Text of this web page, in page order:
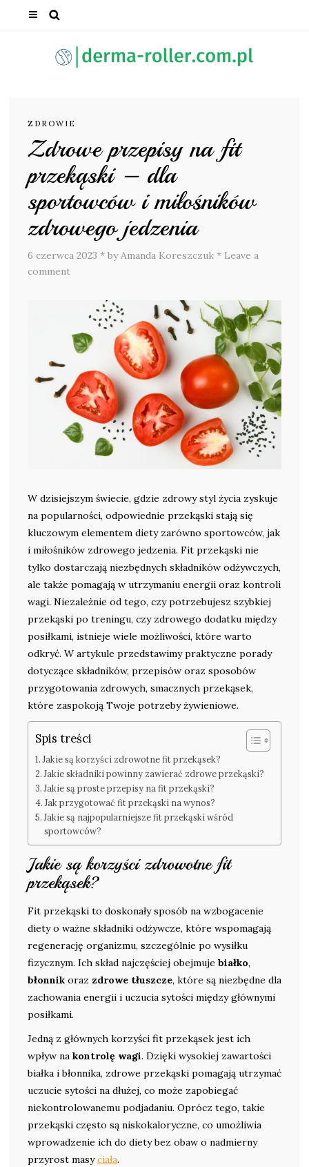
ZDROWIE
Zdrowe przepisy na fit
przekąski – dla
sportowców i miłośników
zdrowego jedzenia
6 czerwca 2023 * by Amanda Koreszczuk * Leave a
comment
W dzisiejszym świecie, gdzie zdrowy styl życia zyskuje
na popularności, odpowiednie przekąski stają się
kluczowym elementem diety zarówno sportowców, jak
i miłośników zdrowego jedzenia. Fit przekąski nie
tylko dostarczają niezbędnych składników odżywczych,
ale także pomagają w utrzymaniu energii oraz kontroli
wagi. Niezależnie od tego, czy potrzebujesz szybkiej
przekąski po treningu, czy zdrowego dodatku między
posiłkami, istnieje wiele możliwości, które warto
odkryć. W artykule przedstawimy praktyczne porady
dotyczące składników, przepisów oraz sposobów
przygotowania zdrowych, smacznych przekąsek,
które zaspokoją Twoje potrzeby żywieniowe.
Spis treści
Jakie są korzyści zdrowotne fit przekąsek?
Jakie składniki powinny zawierać zdrowe przekąski?
Jakie są proste przepisy na fit przekąski?
Jak przygotować fit przekąski na wynos?
Jakie są najpopularniejsze fit przekąski wśród
sportowców?
Jakie są korzyści zdrowotne fit
przekąsek?
Fit przekąski to doskonały sposób na wzbogacenie
diety o ważne składniki odżywcze, które wspomagają
regenerację organizmu, szczególnie po wysiłku
fizycznym. Ich skład najczęściej obejmuje białko,
błonnik oraz zdrowe tłuszcze, które są niezbędne dla
zachowania energii i uczucia sytości między głównymi
posiłkami.
Jedną z głównych korzyści fit przekąsek jest ich
wpływ na kontrolę wagi. Dzięki wysokiej zawartości
białka i błonnika, zdrowe przekąski pomagają utrzymać
uczucie sytości na dłużej, co może zapobiegać
niekontrolowanemu podjadaniu. Oprócz tego, takie
przekąski często są niskokaloryczne, co umożliwia
wprowadzenie ich do diety bez obaw o nadmierny
przyrost masyciała.